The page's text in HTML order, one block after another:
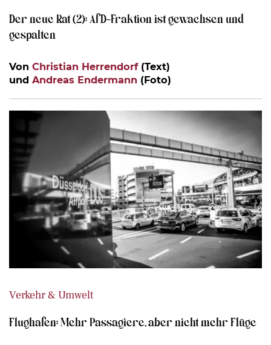
Der neue Rat (2): AfD-Fraktion ist gewachsen und
gespalten
Von Christian Herrendorf(Text)
und Andreas Endermann (Foto)
Verkehr & Umwelt
Flughafen: Mehr Passagiere, aber nicht mehr Flüge